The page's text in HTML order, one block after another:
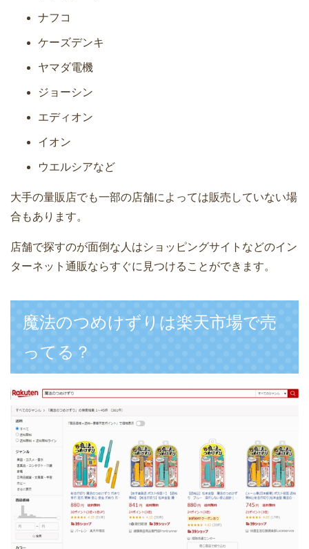
ナフコ
ケーズデンキ
ヤマダ電機
ジョーシン
エディオン
イオン
ウエルシアなど
大手の量販店でも一部の店舗によっては販売していない場
合もあります。
店舗で探すのが面倒な人はショッピングサイトなどのイン
ターネット通販ならすぐに見つけることができます。
魔法のつめけずりは楽天市場で売
ってる？